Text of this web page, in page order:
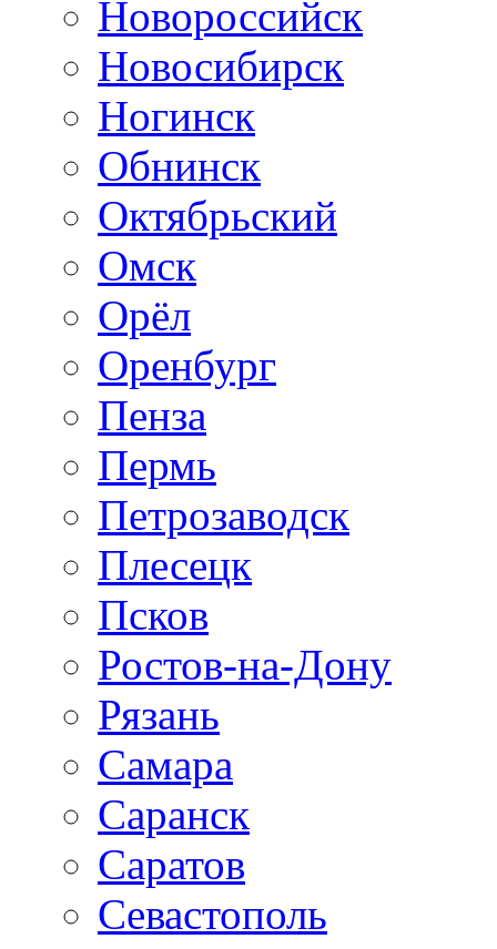
Новороссийск
Новосибирск
Ногинск
Обнинск
Октябрьский
Омск
Орёл
Оренбург
Пенза
Пермь
Петрозаводск
Плесецк
Псков
Ростов-на-Дону
Рязань
Самара
Саранск
Саратов
Севастополь